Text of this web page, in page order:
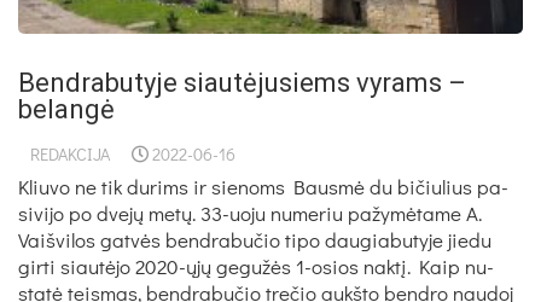
Bendrabutyje siautėjusiems vyrams –
belangė
REDAKCIJA 2022-06-16
Kliu­vo ne tik du­rims ir sie­noms Bausmė du bi­čiu­lius pa­
si­vi­jo po dvejų metų. 33-uo­ju nu­me­riu pa­žymė­ta­me A.
Vaiš­vi­los gatvės bend­ra­bu­čio ti­po dau­gia­bu­ty­je jie­du
gir­ti siautė­jo 2020-ųjų ge­gužės 1-osios naktį. Kaip nu­
statė teis­mas, bend­ra­bu­čio tre­čio aukš­to bend­ro nau­do­j